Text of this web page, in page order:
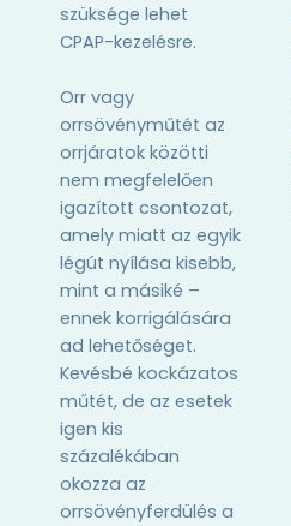
szüksége lehet
CPAP-kezelésre.
Orr vagy
orrsövényműtét az
orrjáratok közötti
nem megfelelően
igazított csontozat,
amely miatt az egyik
légút nyílása kisebb,
mint a másiké –
ennek korrigálására
ad lehetőséget.
Kevésbé kockázatos
műtét, de az esetek
igen kis
százalékában
okozza az
orrsövényferdülés a